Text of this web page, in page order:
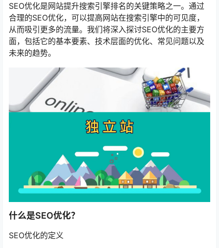
SEO优化是网站提升搜索引擎排名的关键策略之一。通过
合理的SEO优化，可以提高网站在搜索引擎中的可见度，
从而吸引更多的流量。我们将深入探讨SEO优化的主要方
面，包括它的基本要素、技术层面的优化、常见问题以及
未来的趋势。
什么是SEO优化？
SEO优化的定义